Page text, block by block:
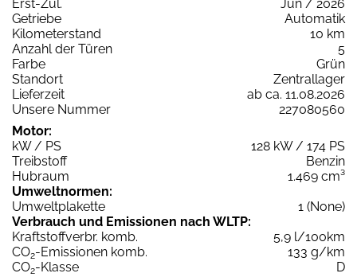
Erst-Zul.
Jun / 2026
Getriebe
Automatik
Kilometerstand
10 km
Anzahl der Türen
5
Farbe
Grün
Standort
Zentrallager
Lieferzeit
ab ca. 11.08.2026
Unsere Nummer
227080560
Motor:
kW / PS
128 kW / 174 PS
Treibstoff
Benzin
Hubraum
1.469 cm³
Umweltnormen:
Umweltplakette
1 (None)
Verbrauch und Emissionen nach WLTP:
Kraftstoffverbr. komb.
5,9 l/100km
CO2-Emissionen komb.
133 g/km
CO2-Klasse
D